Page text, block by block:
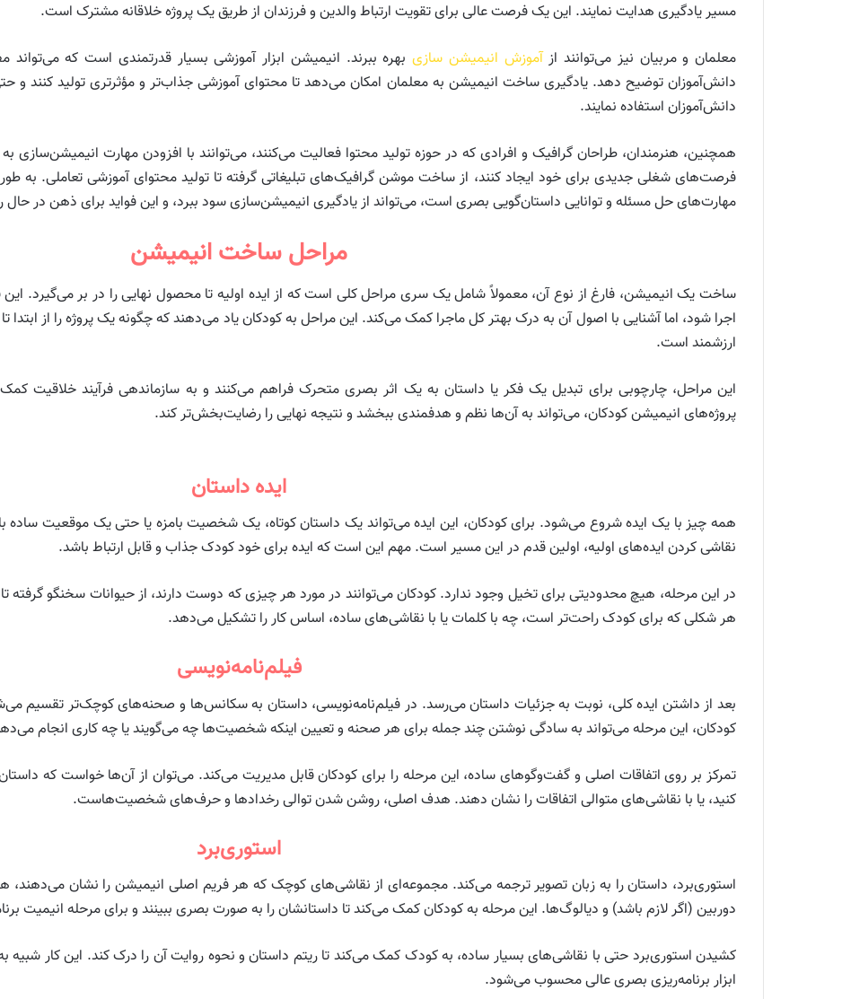
مسیر یادگیری هدایت نمایند. این یک فرصت عالی برای تقویت ارتباط والدین و فرزندان از طریق یک پروژه خلاقانه مشترک است.
معلمان و مربیان نیز می‌توانند ازآموزش انیمیشن سازیبهره ببرند. انیمیشن ابزار آموزشی بسیار قدرتمندی است که می‌تواند
دانش‌آموزان توضیح دهد. یادگیری ساخت انیمیشن به معلمان امکان می‌دهد تا محتوای آموزشی جذاب‌تر و مؤثرتری تولید کنند و
دانش‌آموزان استفاده نمایند.
همچنین، هنرمندان، طراحان گرافیک و افرادی که در حوزه تولید محتوا فعالیت می‌کنند، می‌توانند با افزودن مهارت
فرصت‌های شغلی جدیدی برای خود ایجاد کنند، از ساخت موشن گرافیک‌های تبلیغاتی گرفته تا تولید محتوای آموزشی تعاملی. به
مهارت‌های حل مسئله و توانایی داستان‌گویی بصری است، می‌تواند از یادگیری انیمیشن‌سازی سود ببرد، و این فواید برای ذهن در
مراحل ساخت انیمیشن
ساخت یک انیمیشن، فارغ از نوع آن، معمولاً شامل یک سری مراحل کلی است که از ایده اولیه تا محصول نهایی را در بر می‌گیرد. این
اجرا شود، اما آشنایی با اصول آن به درک بهتر کل ماجرا کمک می‌کند. این مراحل به کودکان یاد می‌دهند که چگونه یک پروژه را از ابتدا
ارزشمند است.
این مراحل، چارچوبی برای تبدیل یک فکر یا داستان به یک اثر بصری متحرک فراهم می‌کنند و به سازماندهی فرآیند خلاقیت
پروژه‌های انیمیشن کودکان، می‌تواند به آن‌ها نظم و هدفمندی ببخشد و نتیجه نهایی را رضایت‌بخش‌تر کند.
ایده داستان
همه چیز با یک ایده شروع می‌شود. برای کودکان، این ایده می‌تواند یک داستان کوتاه، یک شخصیت بامزه یا حتی یک موقعیت ساده
نقاشی کردن ایده‌های اولیه، اولین قدم در این مسیر است. مهم این است که ایده برای خود کودک جذاب و قابل ارتباط باشد.
در این مرحله، هیچ محدودیتی برای تخیل وجود ندارد. کودکان می‌توانند در مورد هر چیزی که دوست دارند، از حیوانات سخنگو گرفته
هر شکلی که برای کودک راحت‌تر است، چه با کلمات یا با نقاشی‌های ساده، اساس کار را تشکیل می‌دهد.
فیلم‌نامه‌نویسی
بعد از داشتن ایده کلی، نوبت به جزئیات داستان می‌رسد. در فیلم‌نامه‌نویسی، داستان به سکانس‌ها و صحنه‌های کوچک‌تر
کودکان، این مرحله می‌تواند به سادگی نوشتن چند جمله برای هر صحنه و تعیین اینکه شخصیت‌ها چه می‌گویند یا چه کاری انجام
تمرکز بر روی اتفاقات اصلی و گفت‌وگوهای ساده، این مرحله را برای کودکان قابل مدیریت می‌کند. می‌توان از آن‌ها خواست که
کنید، یا با نقاشی‌های متوالی اتفاقات را نشان دهند. هدف اصلی، روشن شدن توالی رخدادها و حرف‌های شخصیت‌هاست.
استوری‌برد
استوری‌برد، داستان را به زبان تصویر ترجمه می‌کند. مجموعه‌ای از نقاشی‌های کوچک که هر فریم اصلی انیمیشن را نشان می‌دهند،
دوربین (اگر لازم باشد) و دیالوگ‌ها. این مرحله به کودکان کمک می‌کند تا داستانشان را به صورت بصری ببینند و برای مرحله انیمیت
کشیدن استوری‌برد حتی با نقاشی‌های بسیار ساده، به کودک کمک می‌کند تا ریتم داستان و نحوه روایت آن را درک کند. این کار
ابزار برنامه‌ریزی بصری عالی محسوب می‌شود.